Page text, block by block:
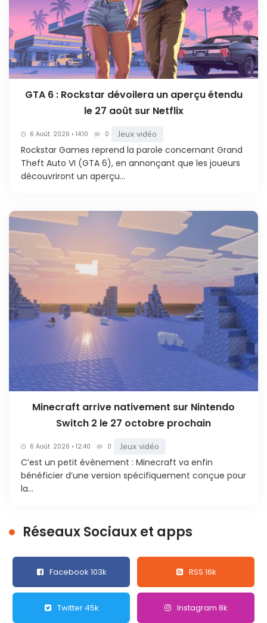
GTA 6 : Rockstar dévoilera un aperçu étendu
le 27 août sur Netflix
6 Août. 2026 • 14:10 0 Jeux vidéo
Rockstar Games reprend la parole concernant Grand
Theft Auto VI (GTA 6), en annonçant que les joueurs
découvriront un aperçu...
Minecraft arrive nativement sur Nintendo
Switch 2 le 27 octobre prochain
6 Août. 2026 • 12:40 0 Jeux vidéo
C’est un petit évènement : Minecraft va enfin
bénéficier d’une version spécifiquement conçue pour
la...
Réseaux Sociaux et apps
Facebook 103k RSS 16k
Twitter 45k Instagram 8k